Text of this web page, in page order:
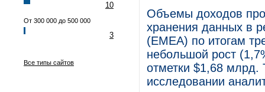
10
От 300 000 до 500 000
3
Все типы сайтов
Объемы доходов
хранения данных в
(EMEA) по итогам
небольшой рост
отметки $1,68 млрд.
исследовании